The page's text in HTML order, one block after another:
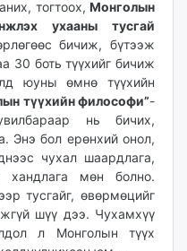
тогтоох, Монголын
ухааны тусгай
бичиж, бүтээж
30 боть түүхийг бичиж
юуны өмнө түүхийн
түүхийн философи”-
нь бичих,
Энэ бол ерөнхий онол,
чухал шаардлага,
мөн болно.
тусгайг, өвөрмөцийг
шүү дээ. Чухамхүү
л Монголын түүх